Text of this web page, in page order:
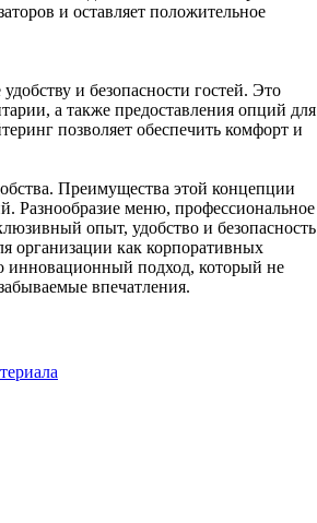
и оставляет положительное
и безопасности гостей. Это
а также предоставления опций для
позволяет обеспечить комфорт и
Преимущества этой концепции
Разнообразие меню, профессиональное
опыт, удобство и безопасность
организации как корпоративных
инновационный подход, который не
впечатления.